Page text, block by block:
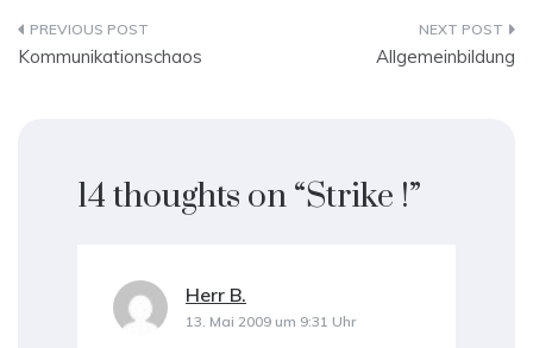
Beitragsnavigation
Kommunikationschaos Allgemeinbildung
14 thoughts on “Strike !”
Herr B.
13. Mai 2009 um 9:31 Uhr